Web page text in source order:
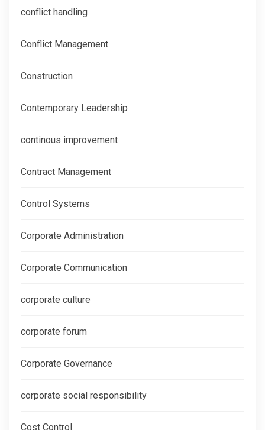
conflict handling
Conflict Management
Construction
Contemporary Leadership
continous improvement
Contract Management
Control Systems
Corporate Administration
Corporate Communication
corporate culture
corporate forum
Corporate Governance
corporate social responsibility
Cost Control